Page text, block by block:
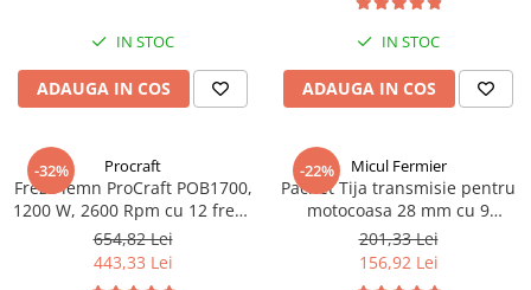
IN STOC
ADAUGA IN COS
IN STOC
ADAUGA IN COS
-32% Procraft
Freza lemn ProCraft POB1700,
1200 W, 2600 Rpm cu 12 freze
pentru lemn incluse in pachet
654,82 Lei
443,33 Lei
-22% Micul Fermier
Pachet Tija transmisie pentru
motocoasa 28 mm cu 9
caneluri+Angrenaj unghiular,
9 caneluri cu 28 mm+Cap
superior
201,33 Lei
156,92 Lei